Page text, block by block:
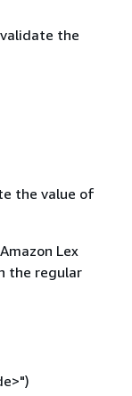
the
the value of
Lex
the regular